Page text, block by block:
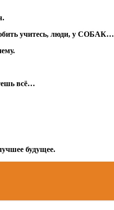
учитесь, люди, у СОБАК…
всё…
будущее.